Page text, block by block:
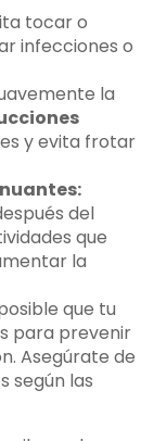
tocar o
infecciones o
la
y evita frotar
del
que
la
que tu
para prevenir
Asegúrate de
según las